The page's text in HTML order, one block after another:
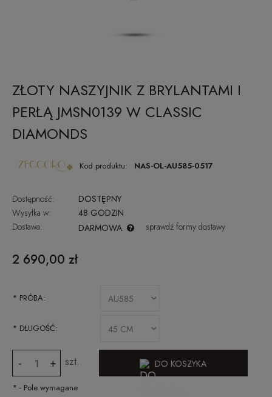
ZŁOTY NASZYJNIK Z BRYLANTAMI I
PERŁĄ JMSN0139 W CLASSIC
DIAMONDS
Kod produktu: NAS-OL-AU585-0517
Dostępność:
DOSTĘPNY
Wysyłka w:
48 GODZIN
Dostawa:
DARMOWA sprawdź formy dostawy
2 690,00 zł
* PRÓBA:
* DŁUGOŚĆ:
- + szt. DO KOSZYKA
* - Pole wymagane